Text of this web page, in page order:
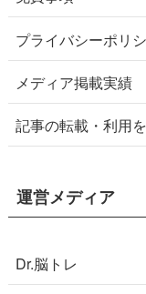
プライバシーポリ
メディア掲載実績
記事の転載・利用
運営メディア
Dr.脳トレ